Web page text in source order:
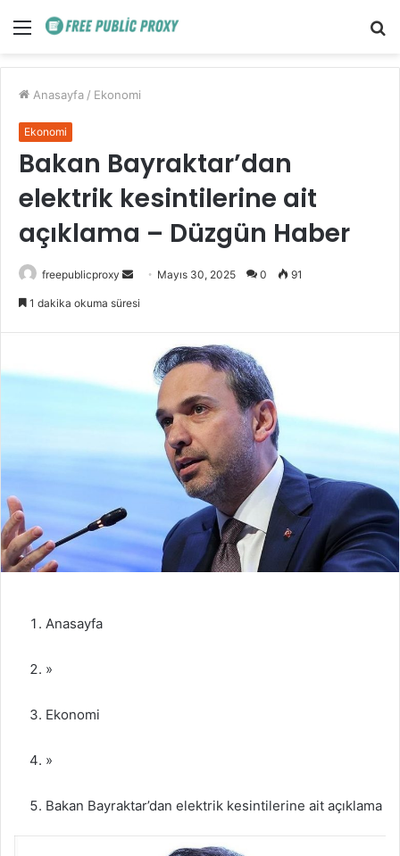
Menü
Anasayfa / Ekonomi
Ekonomi
Bakan Bayraktar’dan
elektrik kesintilerine ait
açıklama – Düzgün Haber
freepublicproxy
Bir
Mayıs 30, 2025 0 91
1 dakika okuma süresi
Anasayfa
»
Ekonomi
»
Bakan Bayraktar’dan elektrik kesintilerine ait açıklama